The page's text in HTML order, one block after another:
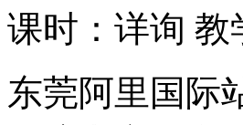
课时：详询 教
东莞阿里国际